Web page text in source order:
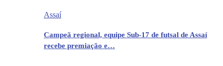
Assaí
Campeã regional, equipe Sub-17 de futsal de Assaí
recebe premiação e…